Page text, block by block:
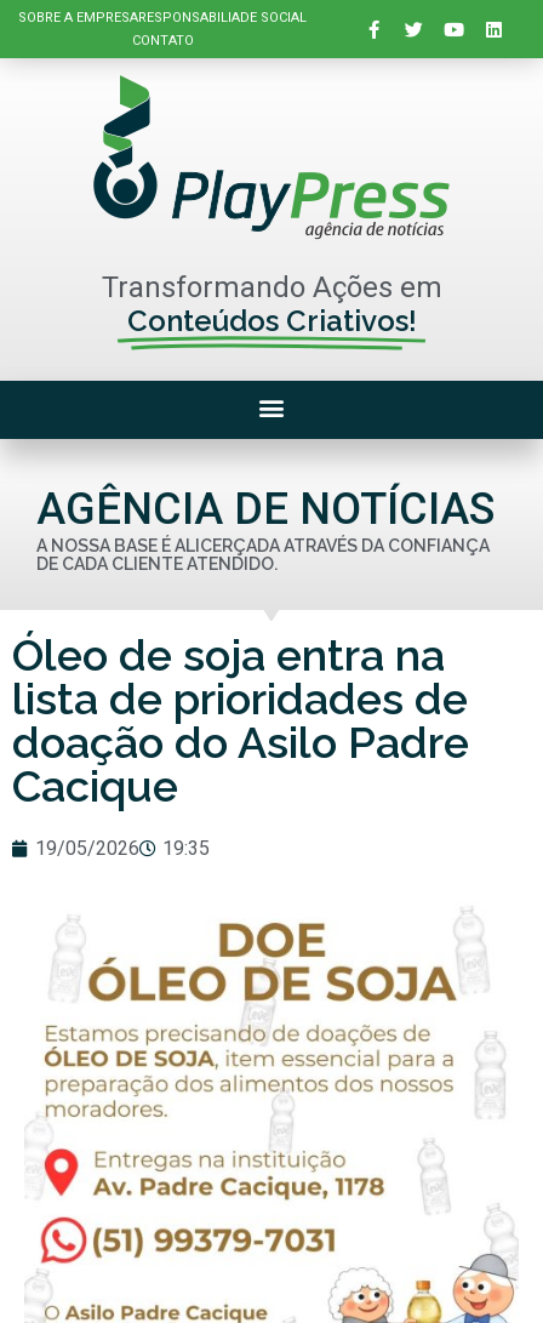
SOBRE A EMPRESARESPONSABILIADE SOCIAL
CONTATO
Transformando Ações em
Conteúdos Criativos!
AGÊNCIA DE NOTÍCIAS
A NOSSA BASE É ALICERÇADA ATRAVÉS DA CONFIANÇA
DE CADA CLIENTE ATENDIDO.
Óleo de soja entra na
lista de prioridades de
doação do Asilo Padre
Cacique
19/05/2026 19:35